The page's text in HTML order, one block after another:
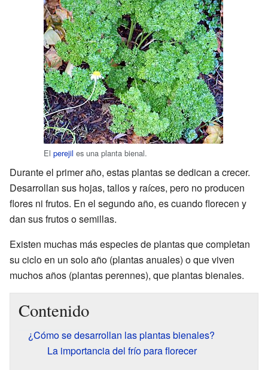
El perejil es una planta bienal.
Durante el primer año, estas plantas se dedican a crecer.
Desarrollan sus hojas, tallos y raíces, pero no producen
flores ni frutos. En el segundo año, es cuando florecen y
dan sus frutos o semillas.
Existen muchas más especies de plantas que completan
su ciclo en un solo año (plantas anuales) o que viven
muchos años (plantas perennes), que plantas bienales.
Contenido
¿Cómo se desarrollan las plantas bienales?
La importancia del frío para florecer